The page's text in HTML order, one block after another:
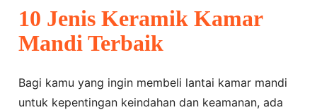
10 Jenis Keramik Kamar
Mandi Terbaik
Bagi kamu yang ingin membeli lantai kamar mandi
untuk kepentingan keindahan dan keamanan, ada